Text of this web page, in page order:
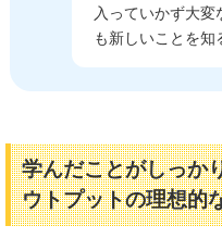
入っていかず大
も新しいことを知
学んだことがしっか
ウトプットの理想的